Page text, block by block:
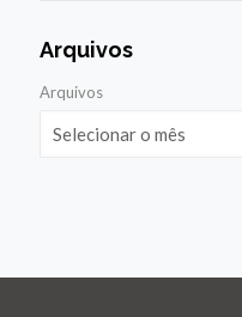
Arquivos
Arquivos